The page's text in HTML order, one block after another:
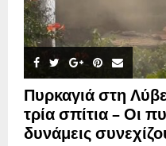
Πυρκαγιά στη
τρία σπίτια – Οι
δυνάμεις